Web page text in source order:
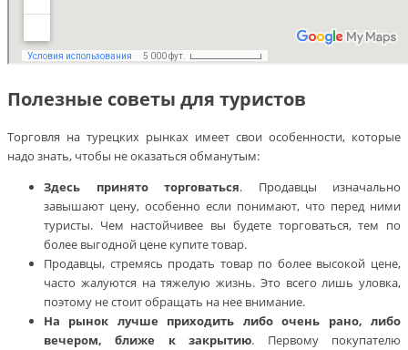
Полезные советы для туристов
Торговля на турецких рынках имеет свои особенности, которые
надо знать, чтобы не оказаться обманутым:
Здесь принято торговаться. Продавцы изначально
завышают цену, особенно если понимают, что перед ними
туристы. Чем настойчивее вы будете торговаться, тем по
более выгодной цене купите товар.
Продавцы, стремясь продать товар по более высокой цене,
часто жалуются на тяжелую жизнь. Это всего лишь уловка,
поэтому не стоит обращать на нее внимание.
На рынок лучше приходить либо очень рано, либо
вечером, ближе к закрытию. Первому покупателю